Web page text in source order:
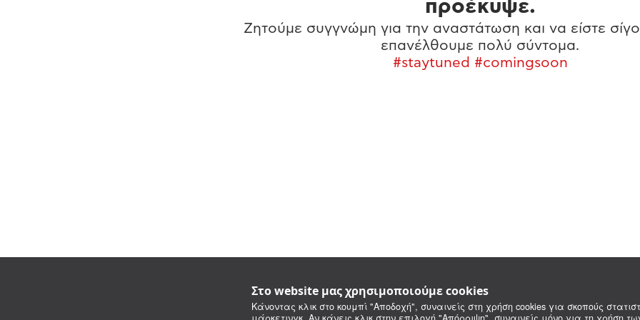
Στο website μας χρησιμοποιούμε cookies
Κάνοντας κλικ στο κουμπί "Αποδοχή", συναινείς στη χρήση cookies για σκοπούς
προέκυψε.
Ζητούμε συγγνώμη για την αναστάτωση και να είστε
επανέλθουμε πολύ σύντομα.
#staytuned #comingsoon